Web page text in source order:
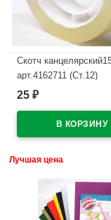
Скотч
арт.4162711 (Ст.12)
В наличии
25 ₽
Лучшая цена